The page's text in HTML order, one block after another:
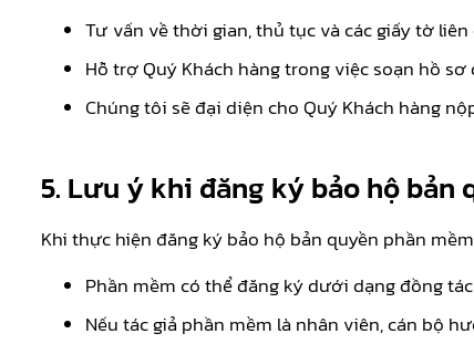
Tư vấn về thời gian, thủ tục và các giấy tờ
Hỗ trợ Quý Khách hàng trong việc soạn hồ
Chúng tôi sẽ đại diện cho Quý Khách hàng
5. Lưu ý khi đăng ký bảo hộ bản
Khi thực hiện đăng ký bảo hộ bản quyền phần
Phần mềm có thể đăng ký dưới dạng đồng
Nếu tác giả phần mềm là nhân viên, cán bộ